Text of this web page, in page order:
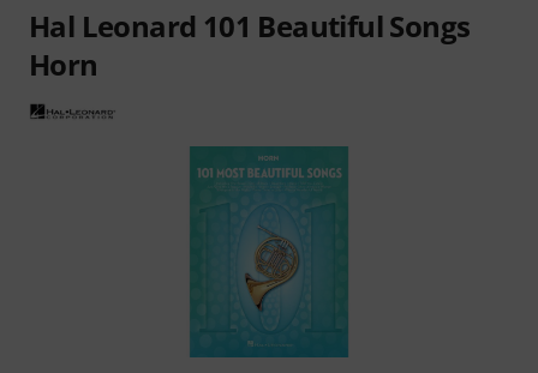
Hal Leonard 101 Beautiful Songs
Horn